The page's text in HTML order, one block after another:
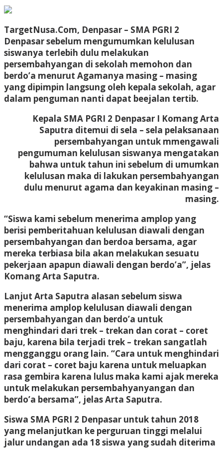
TargetNusa.Com, Denpasar – SMA PGRI 2
Denpasar sebelum mengumumkan kelulusan
siswanya terlebih dulu melakukan
persembahyangan di sekolah memohon dan
berdo’a menurut Agamanya masing – masing
yang dipimpin langsung oleh kepala sekolah, agar
dalam penguman nanti dapat beejalan tertib.
Kepala SMA PGRI 2 Denpasar I Komang Arta
Saputra ditemui di sela – sela pelaksanaan
persembahyangan untuk mmengawali
pengumuman kelulusan siswanya mengatakan
bahwa untuk tahun ini sebelum di umumkan
kelulusan maka di lakukan persembahyangan
dulu menurut agama dan keyakinan masing –
masing.
“Siswa kami sebelum menerima amplop yang
berisi pemberitahuan kelulusan diawali dengan
persembahyangan dan berdoa bersama, agar
mereka terbiasa bila akan melakukan sesuatu
pekerjaan apapun diawali dengan berdo’a”, jelas
Komang Arta Saputra.
Lanjut Arta Saputra alasan sebelum siswa
menerima amplop kelulusan diawali dengan
persembahyangan dan berdo’a untuk
menghindari dari trek – trekan dan corat – coret
baju, karena bila terjadi trek – trekan sangatlah
mengganggu orang lain. “Cara untuk menghindari
dari corat – coret baju karena untuk meluapkan
rasa gembira karena lulus maka kami ajak mereka
untuk melakukan persembahyanyangan dan
berdo’a bersama”, jelas Arta Saputra.
Siswa SMA PGRI 2 Denpasar untuk tahun 2018
yang melanjutkan ke perguruan tinggi melalui
jalur undangan ada 18 siswa yang sudah diterima